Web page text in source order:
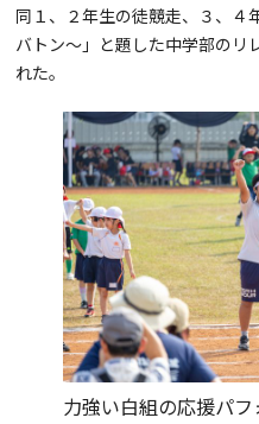
同１、２年生の徒競走、３、４
バトン〜」と題した中学部のリ
れた。
力強い白組の応援パ